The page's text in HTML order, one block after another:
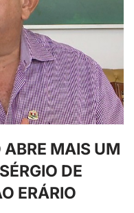
MAIS UM
DE
ERÁRIO